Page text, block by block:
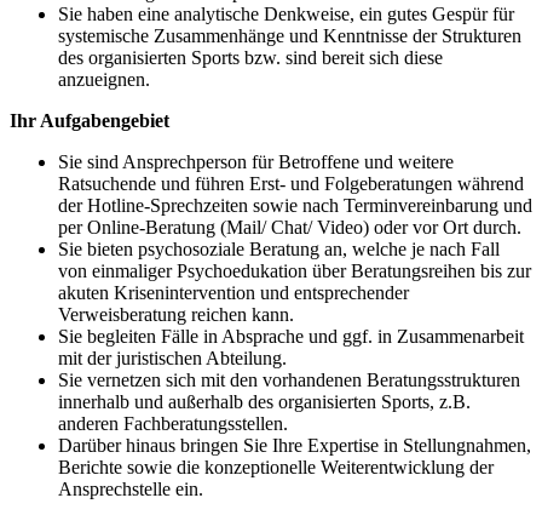
Sie haben eine analytische Denkweise, ein gutes Gespür für
systemische Zusammenhänge und Kenntnisse der Strukturen
des organisierten Sports bzw. sind bereit sich diese
anzueignen.
Ihr Aufgabengebiet
Sie sind Ansprechperson für Betroffene und weitere
Ratsuchende und führen Erst- und Folgeberatungen während
der Hotline-Sprechzeiten sowie nach Terminvereinbarung und
per Online-Beratung (Mail/ Chat/ Video) oder vor Ort durch.
Sie bieten psychosoziale Beratung an, welche je nach Fall
von einmaliger Psychoedukation über Beratungsreihen bis zur
akuten Krisenintervention und entsprechender
Verweisberatung reichen kann.
Sie begleiten Fälle in Absprache und ggf. in Zusammenarbeit
mit der juristischen Abteilung.
Sie vernetzen sich mit den vorhandenen Beratungsstrukturen
innerhalb und außerhalb des organisierten Sports, z.B.
anderen Fachberatungsstellen.
Darüber hinaus bringen Sie Ihre Expertise in Stellungnahmen,
Berichte sowie die konzeptionelle Weiterentwicklung der
Ansprechstelle ein.